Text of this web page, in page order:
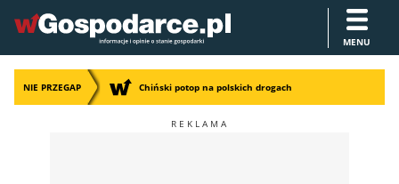
MENU
NIE PRZEGAP Chiński potop na polskich drogach